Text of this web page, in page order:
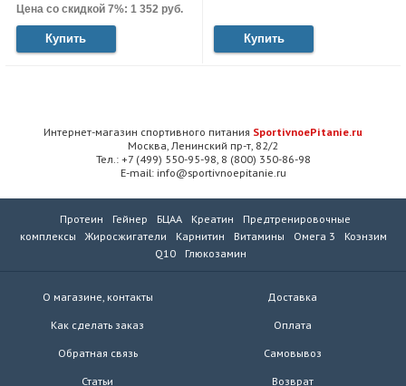
Цена со скидкой 7%: 1 352 руб.
Купить Купить
Интернет-магазин спортивного питания SportivnoePitanie.ru
Москва, Ленинский пр-т, 82/2
Тел.: +7 (499) 550-95-98, 8 (800) 350-86-98
E-mail: info@sportivnoepitanie.ru
Протеин Гейнер БЦАА Креатин
Предтренировочные
комплексы
Жиросжигатели Карнитин Витамины Омега 3
Коэнзим
Q10
Глюкозамин
О магазине, контакты
Как сделать заказ
Обратная связь
Статьи
Доставка
Оплата
Самовывоз
Возврат